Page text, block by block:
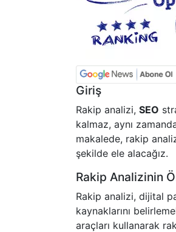
Giriş
Rakip analizi, SEO
kalmaz, aynı
makalede, rakip
şekilde ele alacağız.
Rakip Analizinin
Rakip analizi, dijital
kaynaklarını
araçları kullanarak